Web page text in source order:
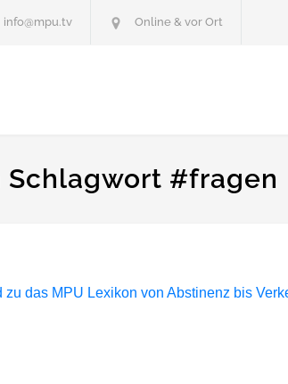
info@mpu.tv Online & vor Ort
Schlagwort #fragen